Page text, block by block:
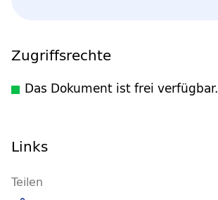
Zugriffsrechte
Das Dokument ist frei verfügbar.
Links
Teilen